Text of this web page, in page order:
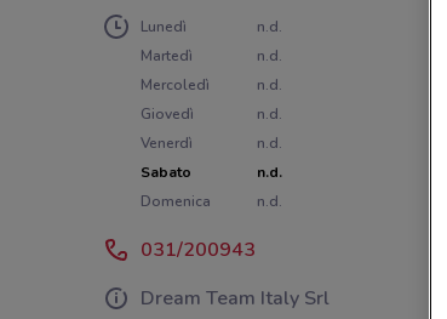
Lunedì
n.d.
Martedì
n.d.
Mercoledì
n.d.
Giovedì
n.d.
Venerdì
n.d.
Sabato
n.d.
Domenica
n.d.
031/200943
Dream Team Italy Srl